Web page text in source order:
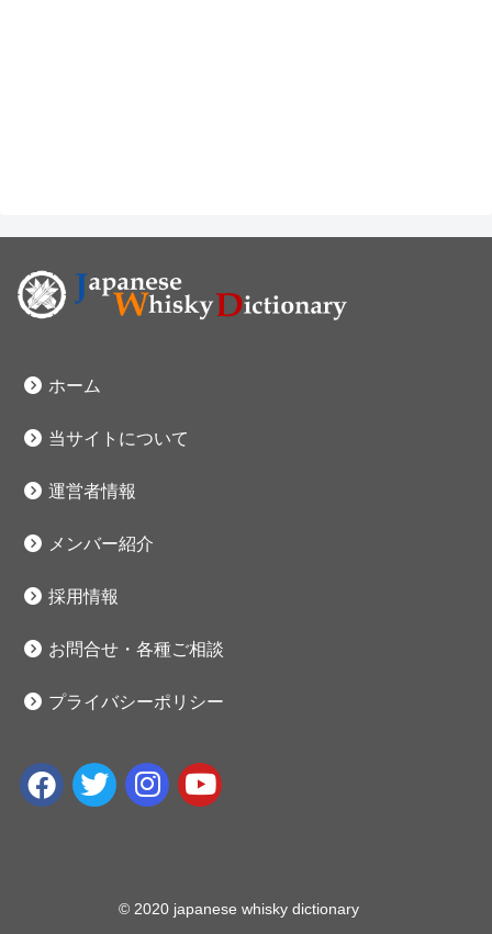
ホーム
当サイトについて
運営者情報
メンバー紹介
採用情報
お問合せ・各種ご相談
プライバシーポリシー
© 2020 japanese whisky dictionary